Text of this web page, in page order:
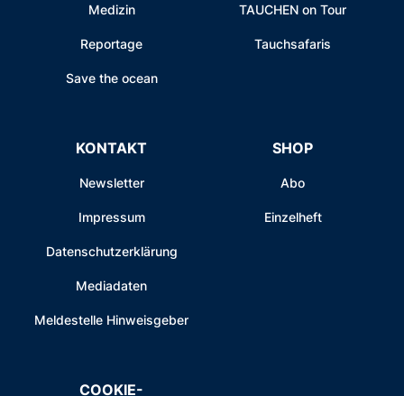
Medizin
Reportage
Save the ocean
TAUCHEN on Tour
Tauchsafaris
KONTAKT
Newsletter
Impressum
Datenschutzerklärung
Mediadaten
Meldestelle Hinweisgeber
SHOP
Abo
Einzelheft
COOKIE-